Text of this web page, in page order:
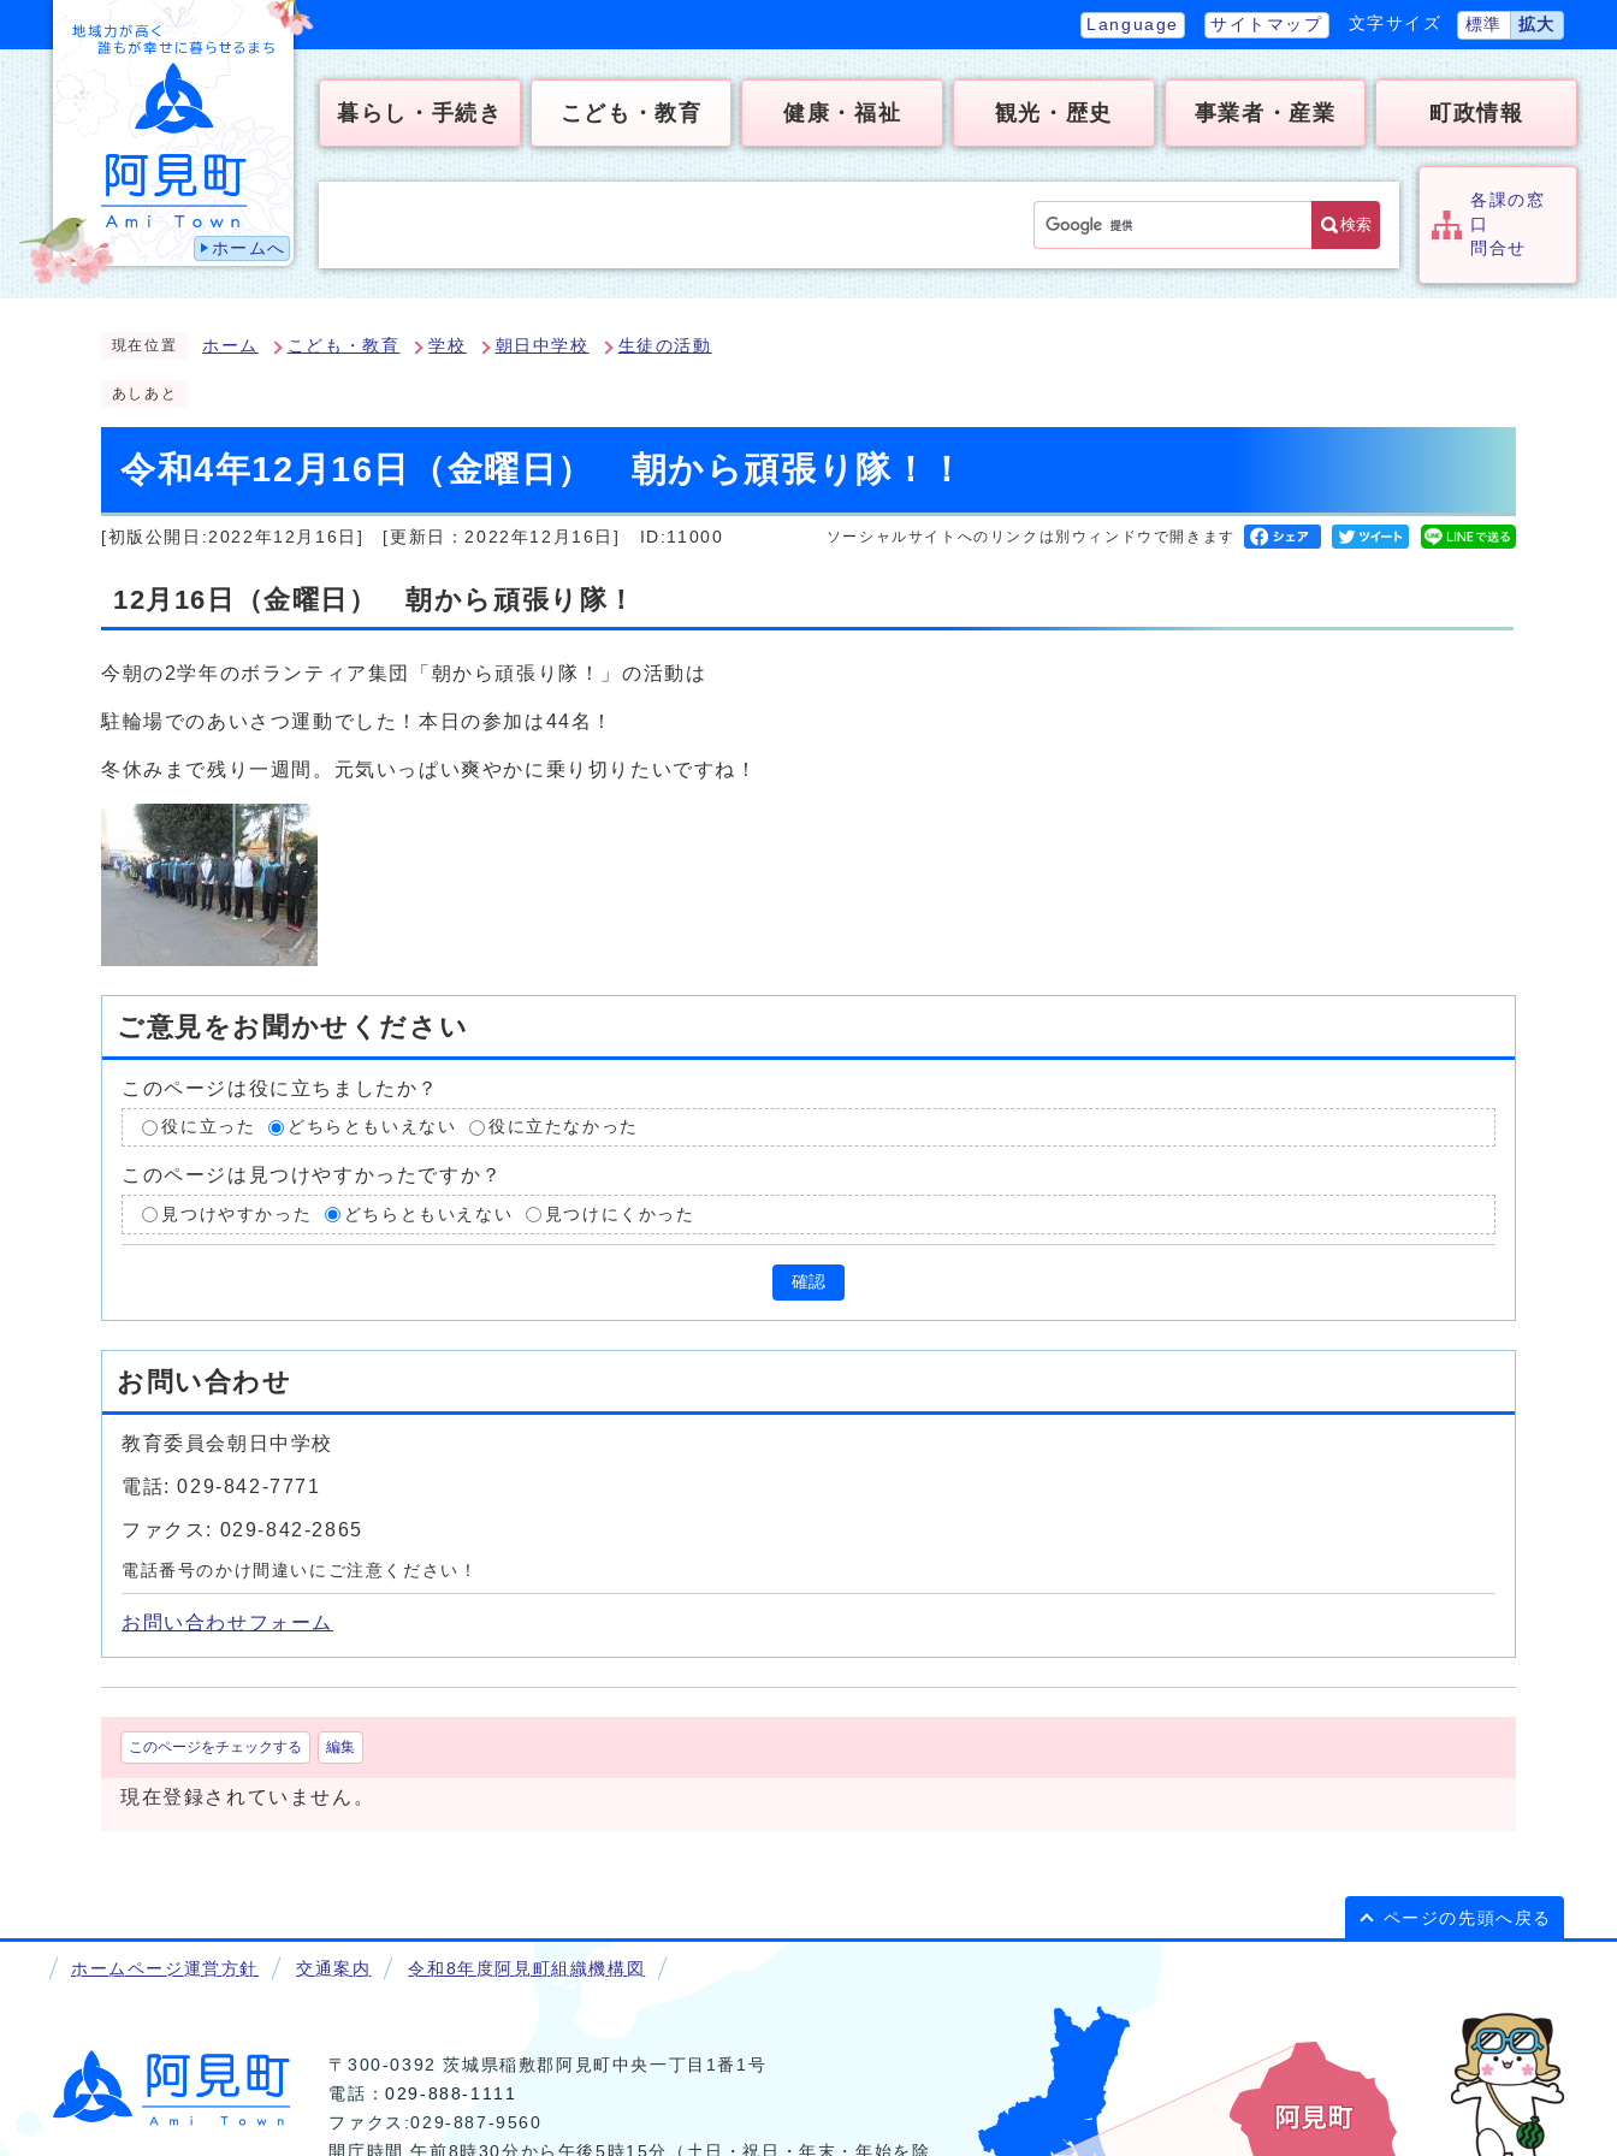
ホームへ
Language サイトマップ 文字サイズ 標準 拡大
暮らし・手続き こども・教育 健康・福祉 観光・歴史 事業者・産業 町政情報
検索
各課の窓
口
問合せ
現在位置 ホーム こども・教育 学校 朝日中学校 生徒の活動
あしあと
令和4年12月16日（金曜日） 朝から頑張り隊！！
[初版公開日:2022年12月16日] [更新日：2022年12月16日] ID:11000 ソーシャルサイトへのリンクは別ウィンドウで開きます
12月16日（金曜日） 朝から頑張り隊！
今朝の2学年のボランティア集団「朝から頑張り隊！」の活動は
駐輪場でのあいさつ運動でした！本日の参加は44名！
冬休みまで残り一週間。元気いっぱい爽やかに乗り切りたいですね！
ご意見をお聞かせください
このページは役に立ちましたか？
役に立った どちらともいえない 役に立たなかった
このページは見つけやすかったですか？
見つけやすかった どちらともいえない 見つけにくかった
確認
お問い合わせ
教育委員会朝日中学校
電話: 029-842-7771
ファクス: 029-842-2865
電話番号のかけ間違いにご注意ください！
お問い合わせフォーム
このページをチェックする 編集
現在登録されていません。
ページの先頭へ戻る
ホームページ運営方針 交通案内 令和8年度阿見町組織機構図
〒300-0392 茨城県稲敷郡阿見町中央一丁目1番1号
電話：029-888-1111
ファクス:029-887-9560
開庁時間 午前8時30分から午後5時15分（土日・祝日・年末・年始を除